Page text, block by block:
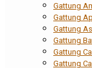
Gattung
Gattung
Gattung
Gattung
Gattung
Gattung